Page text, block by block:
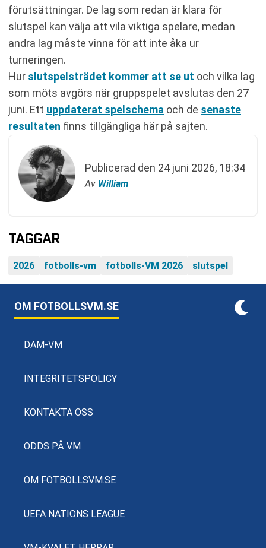
förutsättningar. De lag som redan är klara för
slutspel kan välja att vila viktiga spelare, medan
andra lag måste vinna för att inte åka ur
turneringen.
Hur slutspelsträdet kommer att se ut och vilka lag
som möts avgörs när gruppspelet avslutas den 27
juni. Ett uppdaterat spelschema och de senaste
resultaten finns tillgängliga här på sajten.
Publicerad den 24 juni 2026, 18:34
Av William
TAGGAR
2026 fotbolls-vm fotbolls-VM 2026 slutspel
OM FOTBOLLSVM.SE
DAM-VM
INTEGRITETSPOLICY
KONTAKTA OSS
ODDS PÅ VM
OM FOTBOLLSVM.SE
UEFA NATIONS LEAGUE